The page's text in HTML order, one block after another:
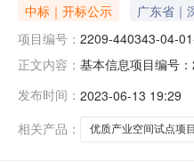
中标｜开标公示
广东省｜
项目编号： 2209-440343-04-
正文内容： 基本信息项目编号
型：监理建设单位
发布时间： 2023-06-13 19:29
相关产品：
优质产业空间试点项